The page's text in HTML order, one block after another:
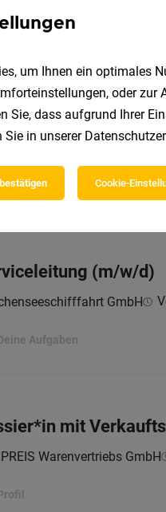
(m/w/d)
Maler (m/w/d) im DAS
Post AG
(m/w/d)
GmbH
Aufgaben
mit
Warenvertriebs GmbH
um Ihnen ein optimales
oder zur
Sie, dass aufgrund Ihrer
in unserer
Cookie-